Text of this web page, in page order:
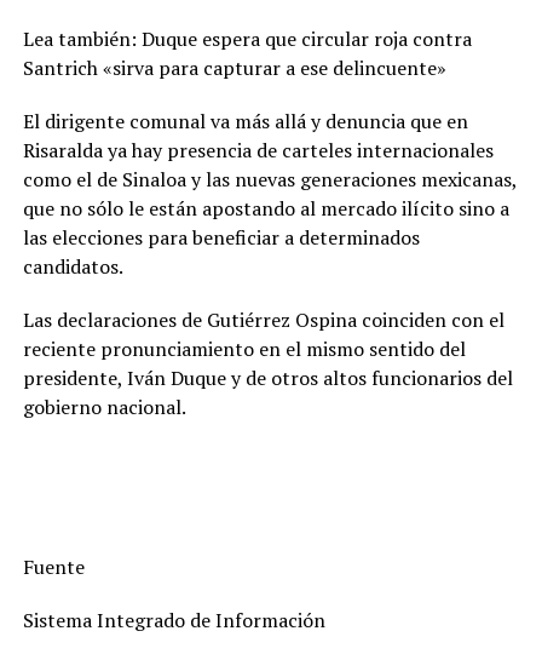
Lea también: Duque espera que circular roja contra
Santrich «sirva para capturar a ese delincuente»
El dirigente comunal va más allá y denuncia que en
Risaralda ya hay presencia de carteles internacionales
como el de Sinaloa y las nuevas generaciones mexicanas,
que no sólo le están apostando al mercado ilícito sino a
las elecciones para beneficiar a determinados
candidatos.
Las declaraciones de Gutiérrez Ospina coinciden con el
reciente pronunciamiento en el mismo sentido del
presidente, Iván Duque y de otros altos funcionarios del
gobierno nacional.
Fuente
Sistema Integrado de Información